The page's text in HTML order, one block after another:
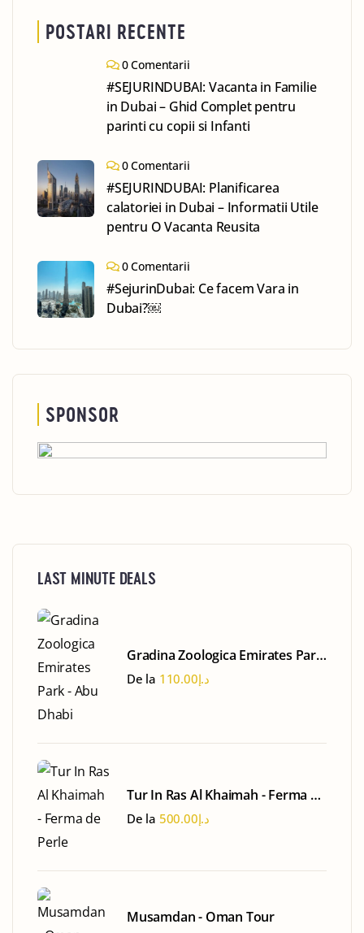
POSTARI RECENTE
0 Comentarii
#SEJURINDUBAI: Vacanta in Familie
in Dubai – Ghid Complet pentru
parinti cu copii si Infanti
0 Comentarii
#SEJURINDUBAI: Planificarea
calatoriei in Dubai – Informatii Utile
pentru O Vacanta Reusita
0 Comentarii
#SejurinDubai: Ce facem Vara in
Dubai?￼
SPONSOR
LAST MINUTE DEALS
Gradina Zoologica Emirates Park
- Abu Dhabi
De la د.إ110.00
Tur In Ras Al Khaimah - Ferma de
Perle
De la د.إ500.00
Musamdan - Oman Tour